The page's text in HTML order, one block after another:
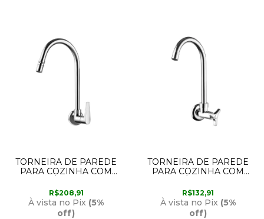
TORNEIRA DE PAREDE
PARA COZINHA COM
LORENZETTI
R$208,91
À vista no Pix (5%
off)
TORNEIRA DE PAREDE
PARA COZINHA COM
LORENZETTI
R$132,91
À vista no Pix (5%
off)